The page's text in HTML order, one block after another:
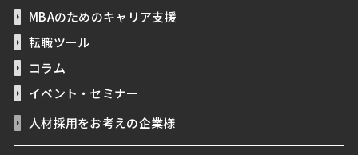
MBAのためのキャリア支援
転職ツール
コラム
イベント・セミナー
人材採用をお考えの企業様